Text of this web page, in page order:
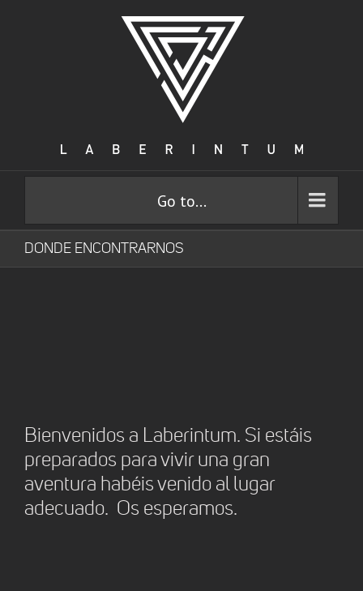
Go to...
DONDE ENCONTRARNOS
Bienvenidos a Laberintum. Si estáis
preparados para vivir una gran
aventura habéis venido al lugar
adecuado. Os esperamos.